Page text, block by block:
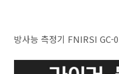
방사능 측정기 FNIRSI GC-